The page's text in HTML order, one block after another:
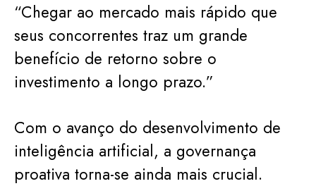
“Chegar ao mercado mais rápido que
seus concorrentes traz um grande
benefício de retorno sobre o
investimento a longo prazo.”
Com o avanço do desenvolvimento de
inteligência artificial, a governança
proativa torna-se ainda mais crucial.